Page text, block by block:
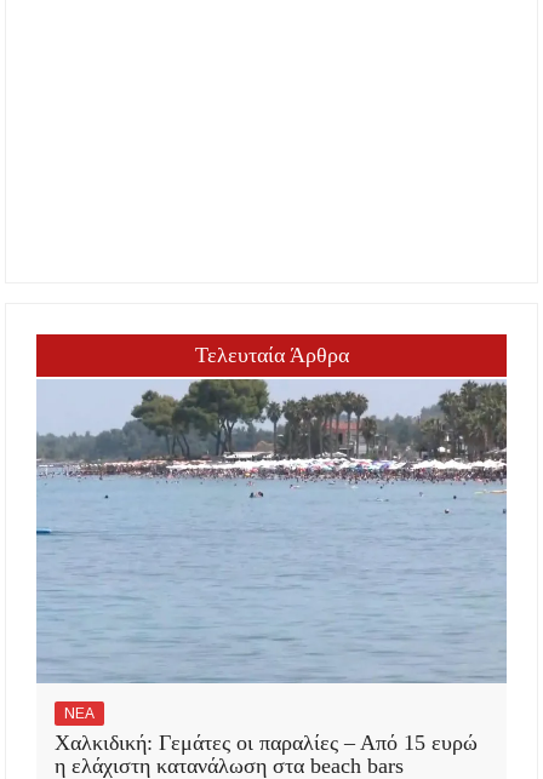
Τελευταία Άρθρα
ΝΕΑ
Χαλκιδική: Γεμάτες οι παραλίες – Από 15 ευρώ
η ελάχιστη κατανάλωση στα beach bars